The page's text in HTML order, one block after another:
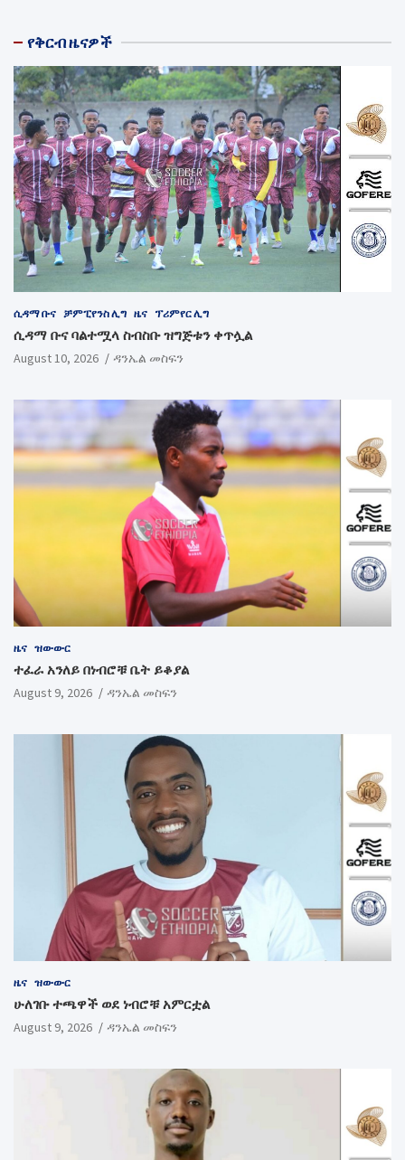
የቅርብ ዜናዎች
ሲዳማ ቡና ቻምፒየንስ ሊግ ዜና ፕሪምየር ሊግ
ሲዳማ ቡና ባልተሟላ ስብስቡ ዝግጅቱን ቀጥሏል
August 10, 2026 ዳንኤል መስፍን
ዜና ዝውውር
ተፈራ አንለይ በነብሮቹ ቤት ይቆያል
August 9, 2026 ዳንኤል መስፍን
ዜና ዝውውር
ሁለገቡ ተጫዋች ወደ ነብሮቹ አምርቷል
August 9, 2026 ዳንኤል መስፍን